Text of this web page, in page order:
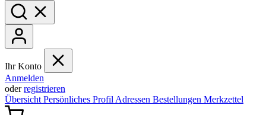
Ihr Konto
Anmelden
oderregistrieren
Übersicht Persönliches Profil Adressen Bestellungen Merkzettel